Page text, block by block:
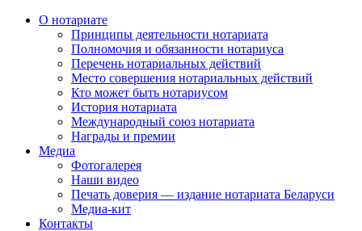
О нотариате
Принципы деятельности нотариата
Полномочия и обязанности нотариуса
Перечень нотариальных действий
Место совершения нотариальных действий
Кто может быть нотариусом
История нотариата
Международный союз нотариата
Награды и премии
Медиа
Фотогалерея
Наши видео
Печать доверия — издание нотариата Беларуси
Медиа-кит
Контакты